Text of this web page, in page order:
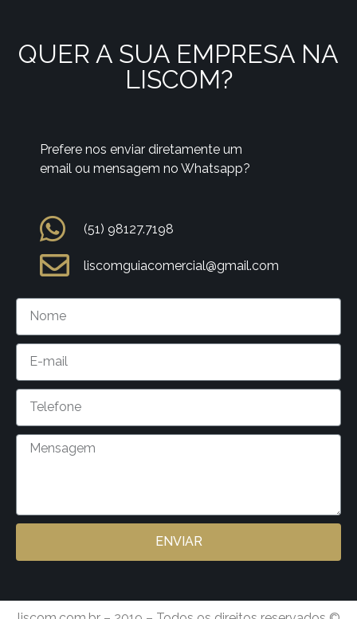
QUER A SUA EMPRESA NA
LISCOM?
Prefere nos enviar diretamente um
email ou mensagem no Whatsapp?
(51) 98127.7198
liscomguiacomercial@gmail.com
ENVIAR